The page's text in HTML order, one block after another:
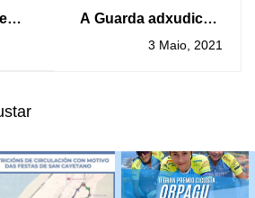
A Guarda adxudica a
reforma e ampliación
3 Maio, 2021